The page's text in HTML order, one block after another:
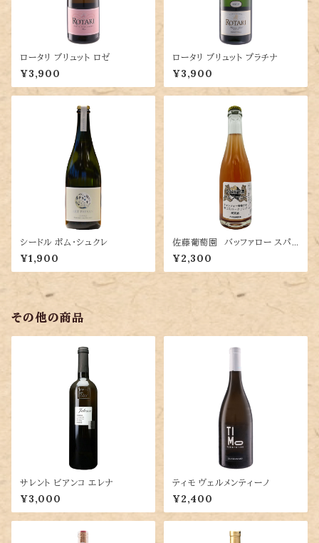
ロータリ ブリュット ロゼ
¥3,900
ロータリ ブリュット プラチナ
¥3,900
シードル ポム・シュクレ
¥1,900
佐藤葡萄園 バッファロー スパ
ークリング
¥2,300
その他の商品
サレント ビアンコ エレナ
¥3,000
ティモ ヴェルメンティーノ
¥2,400